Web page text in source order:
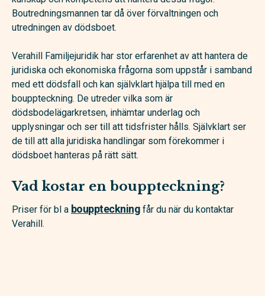
Boutredningsmannen tar då över förvaltningen och
utredningen av dödsboet.
Verahill Familjejuridik har stor erfarenhet av att hantera de
juridiska och ekonomiska frågorna som uppstår i samband
med ett dödsfall och kan självklart hjälpa till med en
bouppteckning. De utreder vilka som är
dödsbodelägarkretsen, inhämtar underlag och
upplysningar och ser till att tidsfrister hålls. Självklart ser
de till att alla juridiska handlingar som förekommer i
dödsboet hanteras på rätt sätt.
Vad kostar en bouppteckning?
Priser för bl a bouppteckningfår du när du kontaktar
Verahill.